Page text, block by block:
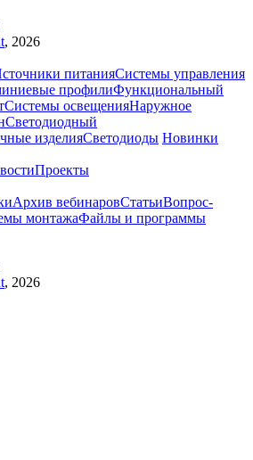
, 2026
питанияСистемы управления
профилиФункциональный
Системы освещенияНаружное
Светодиодный
изделияСветодиоды Новинки
Проекты
Архив вебинаровСтатьиВопрос-
монтажаФайлы и программы
, 2026